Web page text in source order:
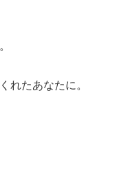
れたあなたに。